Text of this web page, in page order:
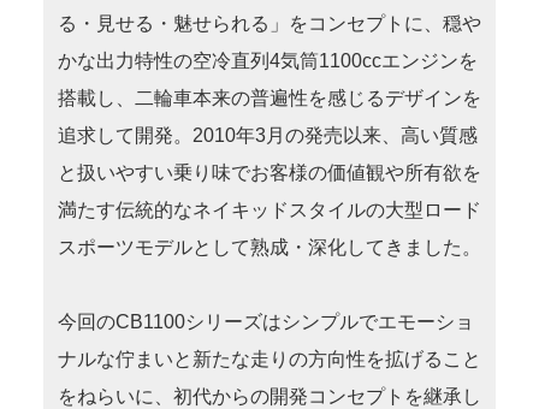
る・見せる・魅せられる」をコンセプトに、穏や
かな出力特性の空冷直列4気筒1100ccエンジンを
搭載し、二輪車本来の普遍性を感じるデザインを
追求して開発。2010年3月の発売以来、高い質感
と扱いやすい乗り味でお客様の価値観や所有欲を
満たす伝統的なネイキッドスタイルの大型ロード
スポーツモデルとして熟成・深化してきました。
今回のCB1100シリーズはシンプルでエモーショ
ナルな佇まいと新たな走りの方向性を拡げること
をねらいに、初代からの開発コンセプトを継承し